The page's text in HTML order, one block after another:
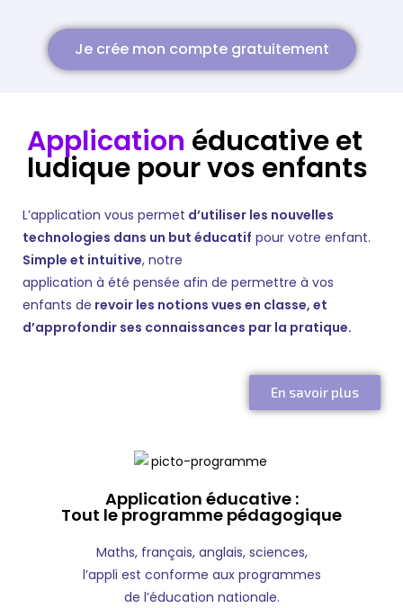
Je crée mon compte gratuitement
Application éducative et
ludique pour vos enfants
L’application vous permet d’utiliser les nouvelles
technologies dans un but éducatif pour votre enfant.
Simple et intuitive, notre
application à été pensée afin de permettre à vos
enfants de revoir les notions vues en classe, et
d’approfondir ses connaissances par la pratique.
En savoir plus
Application éducative :
Tout le programme pédagogique
Maths, français, anglais, sciences,
l’appli est conforme aux programmes
de l’éducation nationale.